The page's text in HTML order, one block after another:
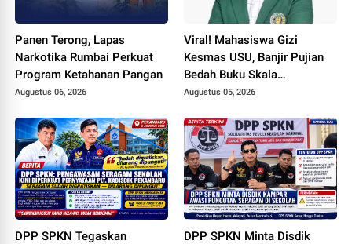
Panen Terong, Lapas
Narkotika Rumbai Perkuat
Program Ketahanan Pangan
Augustus 06, 2026
Viral! Mahasiswa Gizi
Kesmas USU, Banjir Pujian
Bedah Buku Skala
International dari 70 Ribu
Dunia
Augustus 05, 2026
DPP SPKN Tegaskan
DPP SPKN Minta Disdik